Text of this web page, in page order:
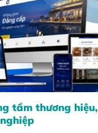
tầm thương hiệu,